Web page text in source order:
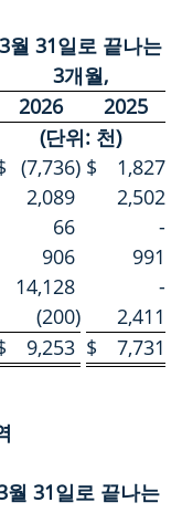
3월 31일로 끝나는
3개월,
2026
2025
(단위: 천)
(7,736) $
1,827
2,089
2,502
66
-
906
991
14,128
-
(200)
2,411
9,253 $ 7,731
월 31일로 끝나는